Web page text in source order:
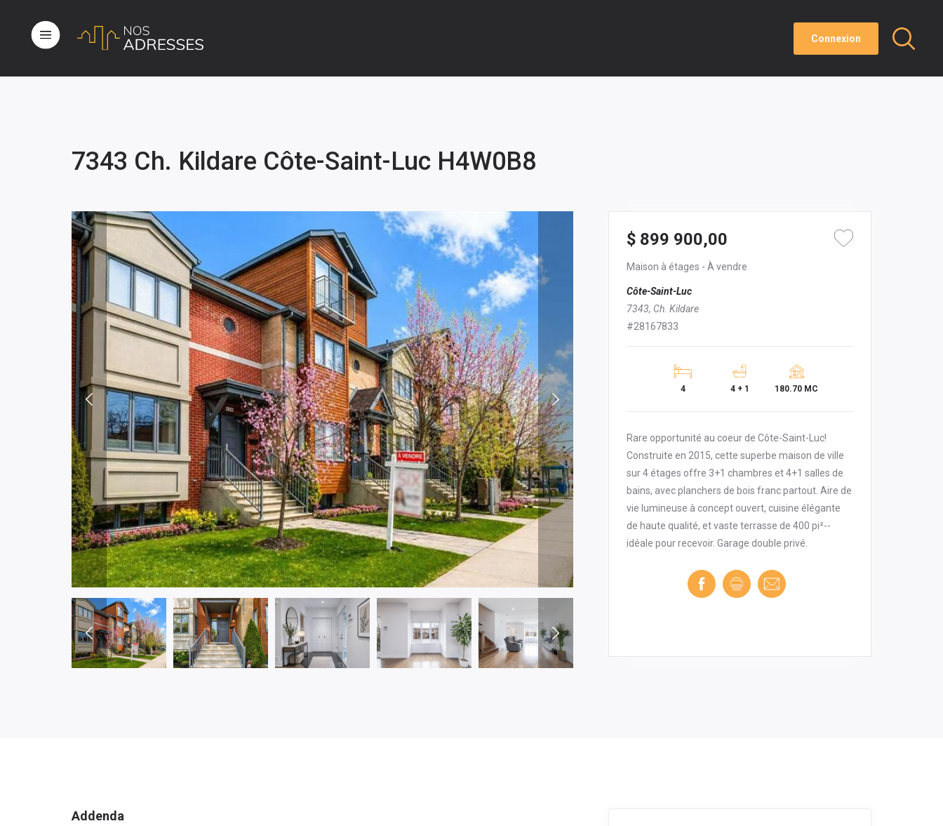
Connexion
7343 Ch. Kildare Côte-Saint-Luc H4W0B8
$ 899 900,00
Maison à étages - À vendre
Côte-Saint-Luc
7343, Ch. Kildare
#28167833
4 4 + 1 180.70 MC
Rare opportunité au coeur de Côte-Saint-Luc!
Construite en 2015, cette superbe maison de ville
sur 4 étages offre 3+1 chambres et 4+1 salles de
bains, avec planchers de bois franc partout. Aire de
vie lumineuse à concept ouvert, cuisine élégante
de haute qualité, et vaste terrasse de 400 pi²--
idéale pour recevoir. Garage double privé.
Addenda